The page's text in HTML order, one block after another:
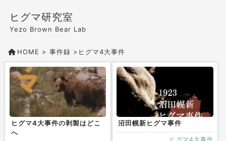
ヒグマ研究室
Yezo Brown Bear Lab
HOME > 事件録 > ヒグマ4大事件
ヒグマ4大事件の剥製はどこ
へ
沼田幌新ヒグマ事件
ヒグマ4大事件